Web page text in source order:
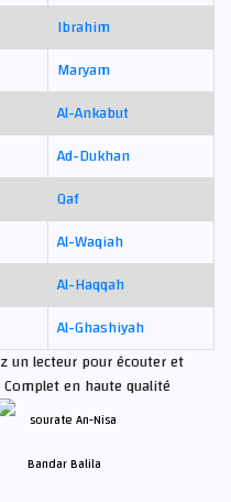
Ibrahim
Maryam
Al-Ankabut
Ad-Dukhan
Qaf
Al-Waqiah
Al-Haqqah
Al-Ghashiyah
un lecteur pour écouter et
en haute qualité